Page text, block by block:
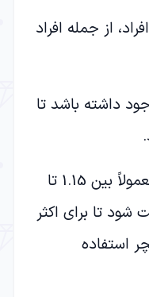
از جمله افراد
داشته باشد تا
ارتفاع نصب استاندارد (معمولاً بین 1.15 تا
شود تا برای اکثر
استفاده